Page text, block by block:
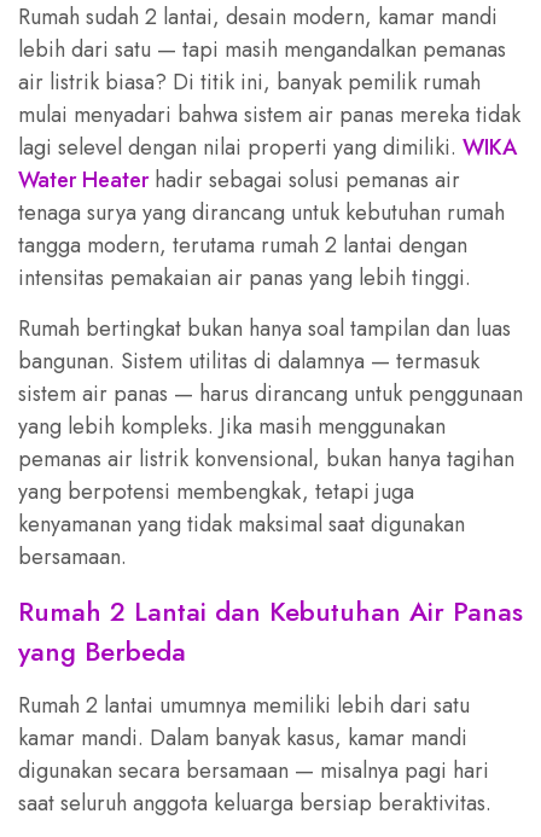
Rumah sudah 2 lantai, desain modern, kamar mandi
lebih dari satu — tapi masih mengandalkan pemanas
air listrik biasa? Di titik ini, banyak pemilik rumah
mulai menyadari bahwa sistem air panas mereka tidak
lagi selevel dengan nilai properti yang dimiliki. WIKA
Water Heaterhadir sebagai solusi pemanas air
tenaga surya yang dirancang untuk kebutuhan rumah
tangga modern, terutama rumah 2 lantai dengan
intensitas pemakaian air panas yang lebih tinggi.
Rumah bertingkat bukan hanya soal tampilan dan luas
bangunan. Sistem utilitas di dalamnya — termasuk
sistem air panas — harus dirancang untuk penggunaan
yang lebih kompleks. Jika masih menggunakan
pemanas air listrik konvensional, bukan hanya tagihan
yang berpotensi membengkak, tetapi juga
kenyamanan yang tidak maksimal saat digunakan
bersamaan.
Rumah 2 Lantai dan Kebutuhan Air Panas
yang Berbeda
Rumah 2 lantai umumnya memiliki lebih dari satu
kamar mandi. Dalam banyak kasus, kamar mandi
digunakan secara bersamaan — misalnya pagi hari
saat seluruh anggota keluarga bersiap beraktivitas.